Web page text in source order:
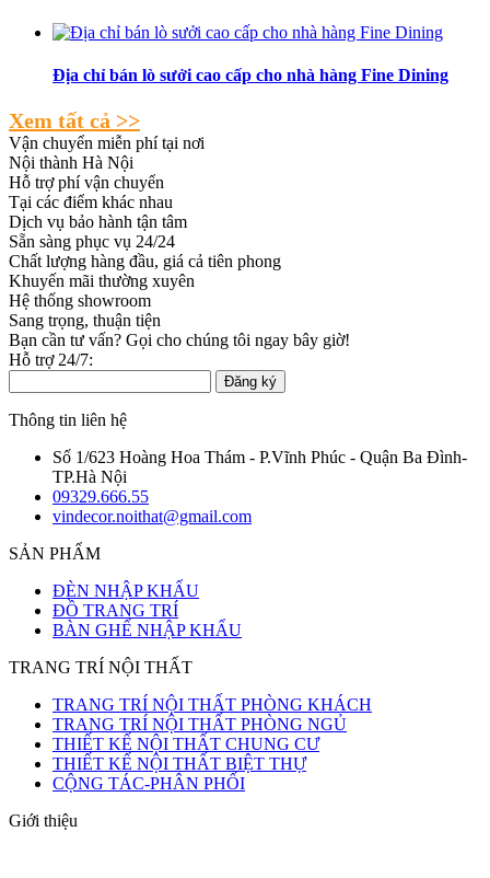
Địa chỉ bán lò sưởi cao cấp cho nhà hàng Fine Dining
Xem tất cả >>
Vận chuyển miễn phí tại nơi
Nội thành Hà Nội
Hỗ trợ phí vận chuyển
Tại các điểm khác nhau
Dịch vụ bảo hành tận tâm
Sẵn sàng phục vụ 24/24
Chất lượng hàng đầu, giá cả tiên phong
Khuyến mãi thường xuyên
Hệ thống showroom
Sang trọng, thuận tiện
Bạn cần tư vấn? Gọi cho chúng tôi ngay bây giờ!
Hỗ trợ 24/7:
Đăng ký
Thông tin liên hệ
Số 1/623 Hoàng Hoa Thám - P.Vĩnh Phúc - Quận Ba Đình-
TP.Hà Nội
09329.666.55
vindecor.noithat@gmail.com
SẢN PHẨM
ĐÈN NHẬP KHẨU
ĐỒ TRANG TRÍ
BÀN GHẾ NHẬP KHẨU
TRANG TRÍ NỘI THẤT
TRANG TRÍ NỘI THẤT PHÒNG KHÁCH
TRANG TRÍ NỘI THẤT PHÒNG NGỦ
THIẾT KẾ NỘI THẤT CHUNG CƯ
THIẾT KẾ NỘI THẤT BIỆT THỰ
CỘNG TÁC-PHÂN PHỐI
Giới thiệu